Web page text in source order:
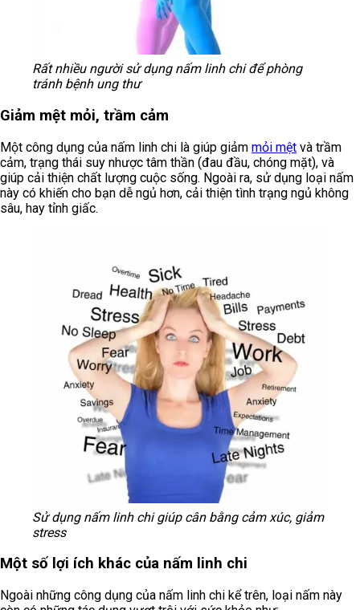
Rất nhiều người sử dụng nấm linh chi để phòng
tránh bệnh ung thư
Giảm mệt mỏi, trầm cảm
Một công dụng của nấm linh chi là giúp giảm mỏi mệt và trầm
cảm, trạng thái suy nhược tâm thần (đau đầu, chóng mặt), và
giúp cải thiện chất lượng cuộc sống. Ngoài ra, sử dụng loại nấm
này có khiến cho bạn dễ ngủ hơn, cải thiện tình trạng ngủ không
sâu, hay tỉnh giấc.
Sử dụng nấm linh chi giúp cân bằng cảm xúc, giảm
stress
Một số lợi ích khác của nấm linh chi
Ngoài những công dụng của nấm linh chi kể trên, loại nấm này